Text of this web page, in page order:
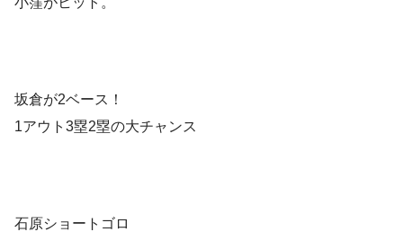
坂倉が2ベース！
1アウト3塁2塁の大チャンス
石原ショートゴロ